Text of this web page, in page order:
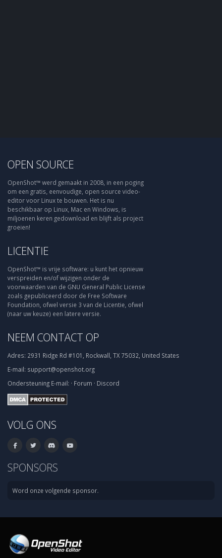
OPEN SOURCE
OpenShot™ werd gemaakt in 2008, in een poging
om een gratis, eenvoudige, open source video-
editor voor Linux te bouwen. Het is nu
beschikbaar op Linux, Mac en Windows, is
miljoenen keren gedownload en blijft als project
groeien!
LICENTIE
OpenShot™ is vrije software: u kunt het opnieuw
verspreiden en/of wijzigen onder de
voorwaarden van de GNU General Public License
zoals gepubliceerd door de Free Software
Foundation, ofwel versie 3 van de Licentie, ofwel
(naar uw keuze) een latere versie.
NEEM CONTACT OP
Adres: 2931 Ridge Rd #101, Rockwall, TX 75032, United States
E-mail: support@openshot.org
Ondersteuning E-mail: · Forum · Discord
VOLG ONS
SPONSORS
Word onze volgende sponsor.